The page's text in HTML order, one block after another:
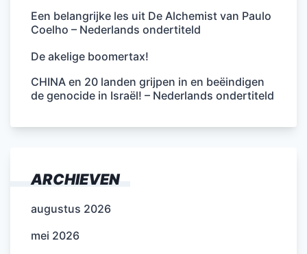
Een belangrijke les uit De Alchemist van Paulo
Coelho – Nederlands ondertiteld
De akelige boomertax!
CHINA en 20 landen grijpen in en beëindigen
de genocide in Israël! – Nederlands ondertiteld
ARCHIEVEN
augustus 2026
mei 2026